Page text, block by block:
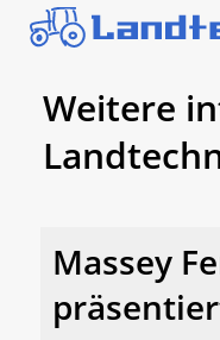
Weitere
Massey